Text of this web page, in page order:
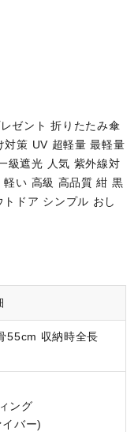
ゼント 折りたたみ傘
対策 UV 超軽量 最軽量
級遮光 人気 紫外線対
い 高級 高品質 紺 黒
ドア シンプル おし
55cm 収納時全長
ング
バー)